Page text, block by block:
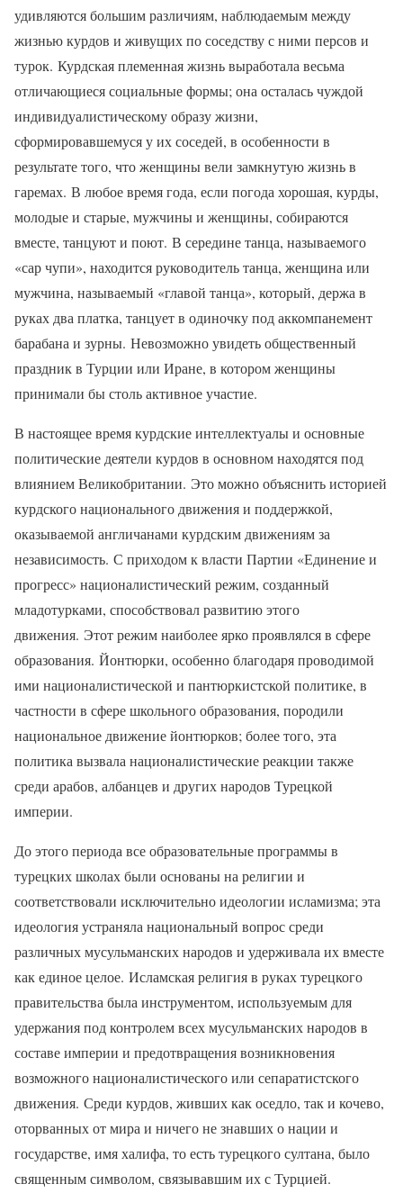
удивляются большим различиям, наблюдаемым между
жизнью курдов и живущих по соседству с ними персов и
турок. Курдская племенная жизнь выработала весьма
отличающиеся социальные формы; она осталась чуждой
индивидуалистическому образу жизни,
сформировавшемуся у их соседей, в особенности в
результате того, что женщины вели замкнутую жизнь в
гаремах. В любое время года, если погода хорошая, курды,
молодые и старые, мужчины и женщины, собираются
вместе, танцуют и поют. В середине танца, называемого
«сар чупи», находится руководитель танца, женщина или
мужчина, называемый «главой танца», который, держа в
руках два платка, танцует в одиночку под аккомпанемент
барабана и зурны. Невозможно увидеть общественный
праздник в Турции или Иране, в котором женщины
принимали бы столь активное участие.
В настоящее время курдские интеллектуалы и основные
политические деятели курдов в основном находятся под
влиянием Великобритании. Это можно объяснить историей
курдского национального движения и поддержкой,
оказываемой англичанами курдским движениям за
независимость. С приходом к власти Партии «Единение и
прогресс» националистический режим, созданный
младотурками, способствовал развитию этого
движения. Этот режим наиболее ярко проявлялся в сфере
образования. Йонтюрки, особенно благодаря проводимой
ими националистической и пантюркистской политике, в
частности в сфере школьного образования, породили
национальное движение йонтюрков; более того, эта
политика вызвала националистические реакции также
среди арабов, албанцев и других народов Турецкой
империи.
До этого периода все образовательные программы в
турецких школах были основаны на религии и
соответствовали исключительно идеологии исламизма; эта
идеология устраняла национальный вопрос среди
различных мусульманских народов и удерживала их вместе
как единое целое. Исламская религия в руках турецкого
правительства была инструментом, используемым для
удержания под контролем всех мусульманских народов в
составе империи и предотвращения возникновения
возможного националистического или сепаратистского
движения. Среди курдов, живших как оседло, так и кочево,
оторванных от мира и ничего не знавших о нации и
государстве, имя халифа, то есть турецкого султана, было
священным символом, связывавшим их с Турцией.